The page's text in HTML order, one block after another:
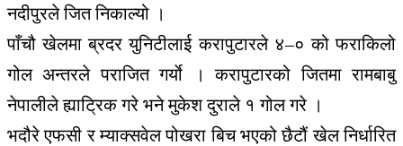
नदीपुरले जित निकाल्यो ।
पाँचौ खेलमा ब्रदर युनिटीलाई करापुटारले ४–० को फराकिलो
गोल अन्तरले पराजित गर्याे । करापुटारको जितमा रामबाबु
नेपालीले ह्याट्रिक गरे भने मुकेश दुराले १ गोल गरे ।
भदौरे एफसी र म्याक्सवेल पोखरा बिच भएको छैटौं खेल निर्धारित